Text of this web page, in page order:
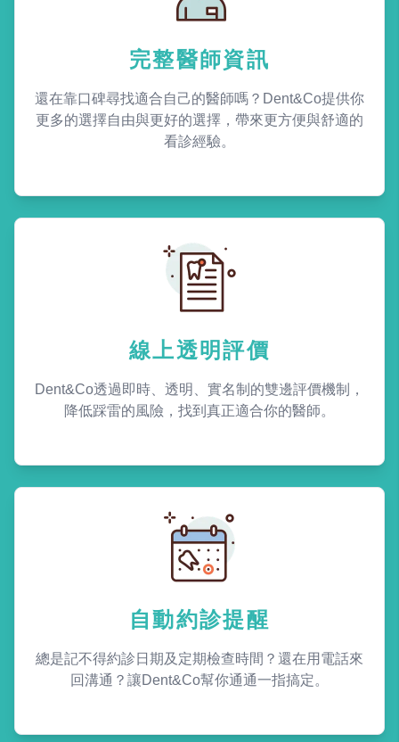
完整醫師資訊
還在靠口碑尋找適合自己的醫師嗎？Dent&Co提供你
更多的選擇自由與更好的選擇，帶來更方便與舒適的
看診經驗。
線上透明評價
Dent&Co透過即時、透明、實名制的雙邊評價機制，
降低踩雷的風險，找到真正適合你的醫師。
自動約診提醒
總是記不得約診日期及定期檢查時間？還在用電話來
回溝通？讓Dent&Co幫你通通一指搞定。